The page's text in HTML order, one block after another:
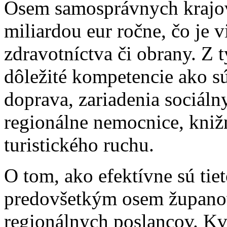
Osem samosprávnych
miliardou eur ročne, čo je
zdravotníctva či obrany. Z
dôležité kompetencie ako
doprava, zariadenia
regionálne nemocnice,
turistického ruchu.
O tom, ako efektívne sú
predovšetkým osem
regionálnych poslancov.